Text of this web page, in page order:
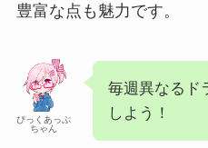
豊富な点も魅力です。
ぴっくあっぷ
ちゃん
毎週異なるド
しよう！